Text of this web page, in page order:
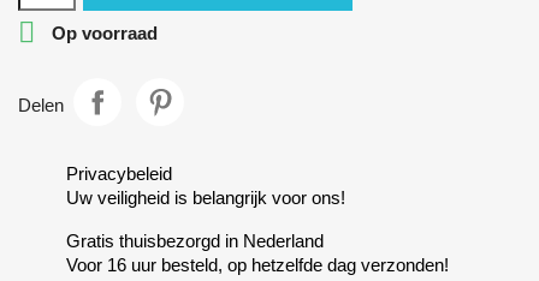
 Op voorraad
Delen
Privacybeleid
Uw veiligheid is belangrijk voor ons!
Gratis thuisbezorgd in Nederland
Voor 16 uur besteld, op hetzelfde dag verzonden!